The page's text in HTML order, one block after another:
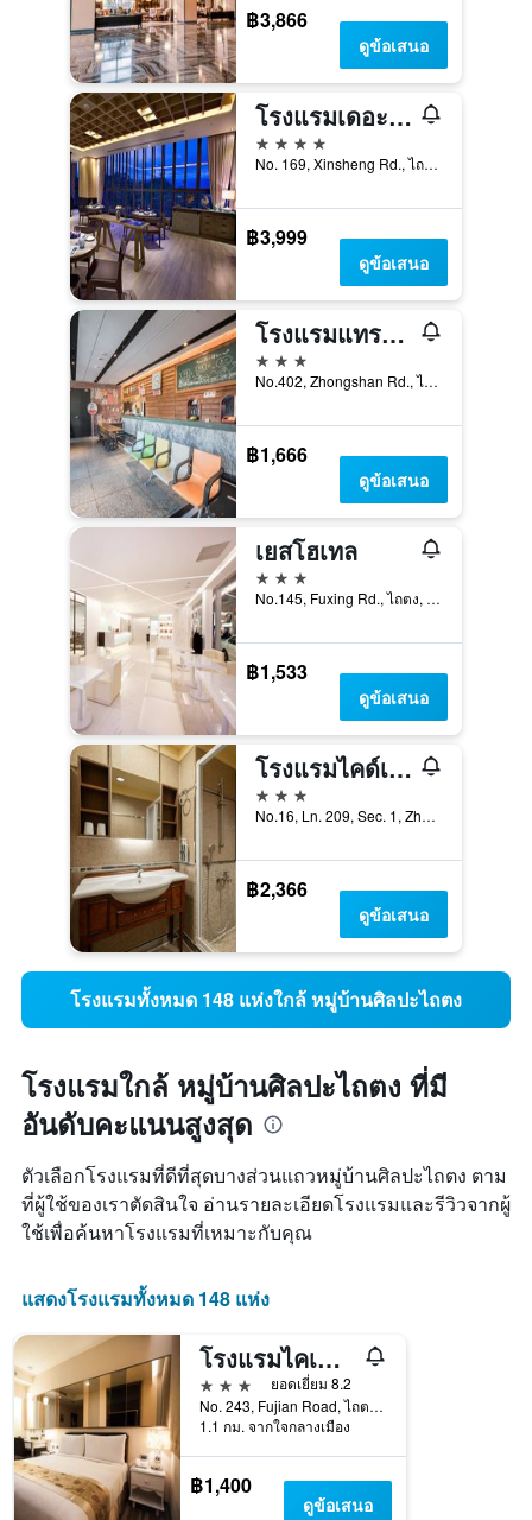
฿3,866
ดูข้อเสนอ
โรงแรมเดอะกายา
4 ดาว
No. 169, Xinsheng Rd., ไถตง, ไต้หวัน
฿3,999
ดูข้อเสนอ
โรงแรมแทรเวเลอร์ อินน์ เถี่ยฮว้า
3 ดาว
No.402, Zhongshan Rd., ไถตง, ไต้หวัน
฿1,666
ดูข้อเสนอ
เยสโฮเทล
3 ดาว
No.145, Fuxing Rd., ไถตง, ไต้หวัน
฿1,533
ดูข้อเสนอ
โรงแรมไคด์เนส - ไถตง
3 ดาว
No.16, Ln. 209, Sec. 1, Zhongxing Rd., ไถตง, ไต้หวัน
฿2,366
ดูข้อเสนอ
โรงแรมทั้งหมด 148 แห่งใกล้ หมู่บ้านศิลปะไถตง
โรงแรมใกล้ หมู่บ้านศิลปะไถตง ที่มี
อันดับคะแนนสูงสุด
ตัวเลือกโรงแรมที่ดีที่สุดบางส่วนแถวหมู่บ้านศิลปะไถตง ตาม
ที่ผู้ใช้ของเราตัดสินใจ อ่านรายละเอียดโรงแรมและรีวิวจากผู้
ใช้เพื่อค้นหาโรงแรมที่เหมาะกับคุณ
แสดงโรงแรมทั้งหมด 148 แห่ง
โรงแรมไคเฉิน ซินซู
3 ดาว
ยอดเยี่ยม 8.2
No. 243, Fujian Road, ไถตง, ไต้หวัน
1.1 กม. จากใจกลางเมือง
฿1,400
ดูข้อเสนอ